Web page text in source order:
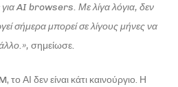
AI browsers. Με λίγα λόγια, δεν
σήμερα μπορεί σε λίγους μήνες να
σημείωσε.
ΑΙ δεν είναι κάτι καινούργιο. Η